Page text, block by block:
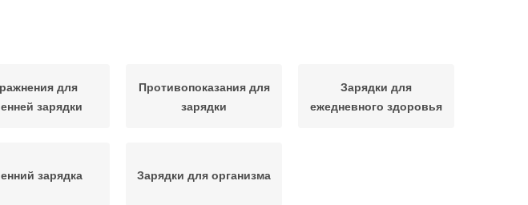
для
зарядки
Противопоказания для
зарядки
Зарядки для
ежедневного здоровья
зарядка Зарядки для организма